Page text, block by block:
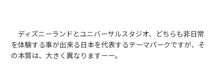
ディズニーランドとユニバーサルスタジオ、どちらも非日常
を体験する事が出来る日本を代表するテーマパークですが、そ
の本質は、大きく異なりますーー。